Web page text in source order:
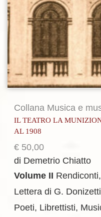
Collana Musica e
IL TEATRO LA
AL 1908
€ 50,00
di Demetrio Chiatto
Volume II
Lettera di G.
Poeti, Librettisti,